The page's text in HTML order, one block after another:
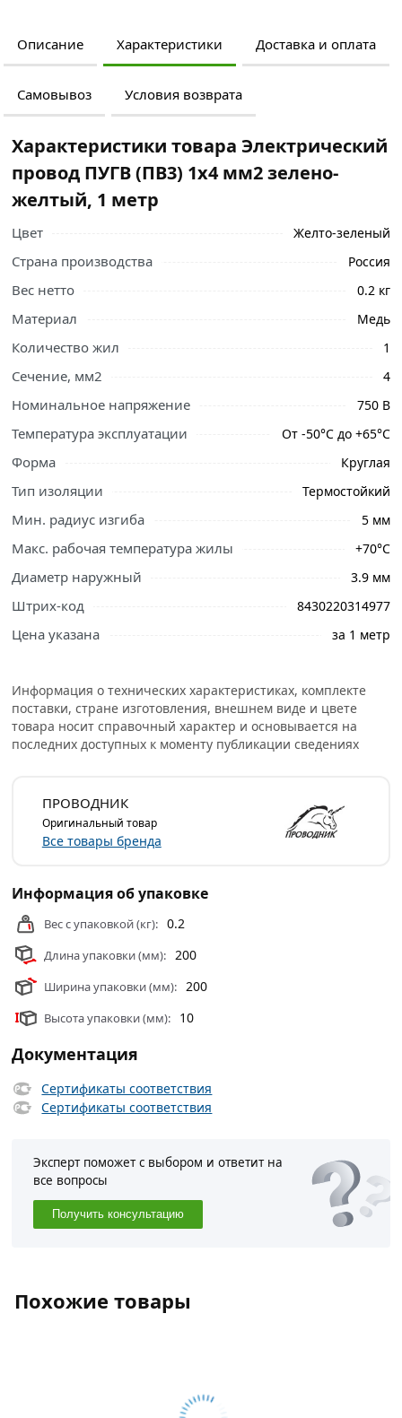
Описание Характеристики Доставка и оплата
Самовывоз Условия возврата
описанием и отзывами о товаре, чтобы сделать
правильный выбор и заказать онлайн. Наши
профессиональные менеджеры обработают заказ и
или самовывоза.
Условия доставки и цены на товар Электрический
провод ПУГВ (ПВ3) 1x4 мм2 зелено-желтый, 1 метр из
категорииСиловой кабель, провод
действительны в
Характеристики товара Электрический
провод ПУГВ (ПВ3) 1x4 мм2 зелено-
желтый, 1 метр
Цвет Желто-зеленый
Страна производства Россия
Вес нетто 0.2 кг
Материал Медь
Количество жил 1
Сечение, мм2 4
Номинальное напряжение 750 В
Температура эксплуатации От -50°С до +65°С
Форма Круглая
Тип изоляции Термостойкий
Мин. радиус изгиба 5 мм
Макс. рабочая температура жилы +70°С
Диаметр наружный 3.9 мм
Штрих-код 8430220314977
Цена указана за 1 метр
Информация о технических характеристиках, комплекте
поставки, стране изготовления, внешнем виде и цвете
товара носит справочный характер и основывается на
последних доступных к моменту публикации сведениях
ПРОВОДНИК
Оригинальный товар
Все товары бренда
Информация об упаковке
Вес с упаковкой (кг): 0.2
Длина упаковки (мм): 200
Ширина упаковки (мм): 200
Высота упаковки (мм): 10
Документация
Сертификаты соответствия
Сертификаты соответствия
Эксперт поможет с выбором и ответит на
все вопросы
Получить консультацию
Похожие товары